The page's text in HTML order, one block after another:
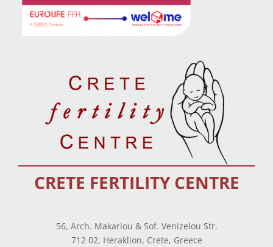
CRETE FERTILITY CENTRE
56, Arch. Makariou & Sof. Venizelou Str.
712 02, Heraklion, Crete, Greece